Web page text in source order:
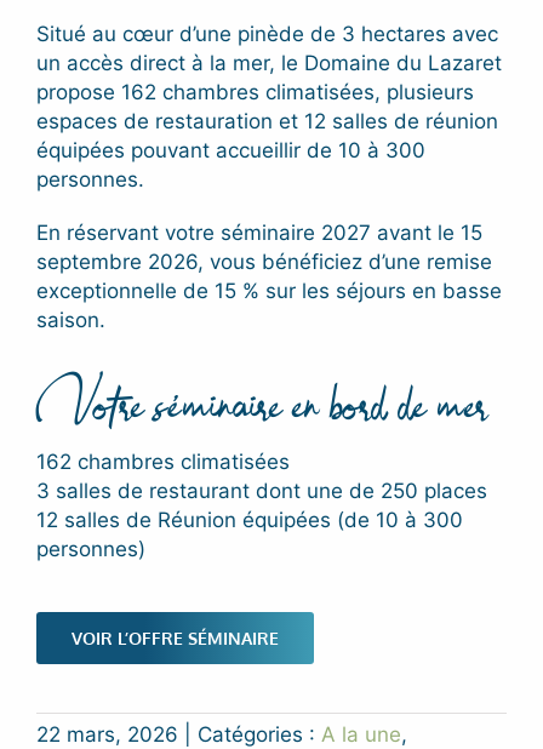
Situé au cœur d’une pinède de 3 hectares avec
un accès direct à la mer, le Domaine du Lazaret
propose 162 chambres climatisées, plusieurs
espaces de restauration et 12 salles de réunion
équipées pouvant accueillir de 10 à 300
personnes.
En réservant votre séminaire 2027 avant le 15
septembre 2026, vous bénéficiez d’une remise
exceptionnelle de 15 % sur les séjours en basse
saison.
Votre séminaire en bord de mer
162 chambres climatisées
3 salles de restaurant dont une de 250 places
12 salles de Réunion équipées (de 10 à 300
personnes)
VOIR L’OFFRE SÉMINAIRE
22 mars, 2026 Catégories : A la une,